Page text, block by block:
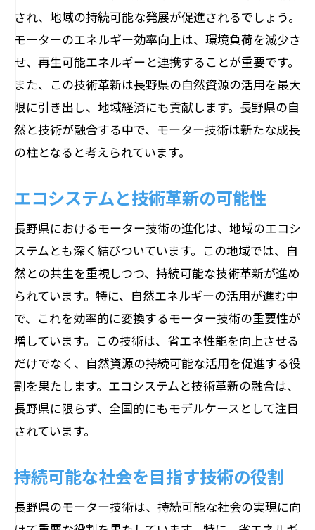
され、地域の持続可能な発展が促進されるでしょう。
モーターのエネルギー効率向上は、環境負荷を減少さ
せ、再生可能エネルギーと連携することが重要です。
また、この技術革新は長野県の自然資源の活用を最大
限に引き出し、地域経済にも貢献します。長野県の自
然と技術が融合する中で、モーター技術は新たな成長
の柱となると考えられています。
エコシステムと技術革新の可能性
長野県におけるモーター技術の進化は、地域のエコシ
ステムとも深く結びついています。この地域では、自
然との共生を重視しつつ、持続可能な技術革新が進め
られています。特に、自然エネルギーの活用が進む中
で、これを効率的に変換するモーター技術の重要性が
増しています。この技術は、省エネ性能を向上させる
だけでなく、自然資源の持続可能な活用を促進する役
割を果たします。エコシステムと技術革新の融合は、
長野県に限らず、全国的にもモデルケースとして注目
されています。
持続可能な社会を目指す技術の役割
長野県のモーター技術は、持続可能な社会の実現に向